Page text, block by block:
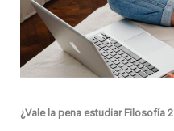
¿Vale la pena estudiar Filosofía 2